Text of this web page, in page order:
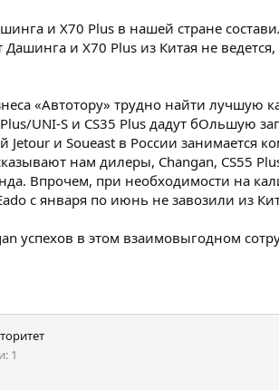
и X70 Plus в нашей стране
и X70 Plus из Китая не
«Автотору» трудно найти лучшую
UNI-S и CS35 Plus дадут бОльшую
и Soueast в России занимается
нам дилеры, Changan, CS55
Впрочем, при необходимости на
с января по июнь не завозили из
успехов в этом взаимовыгодном
1